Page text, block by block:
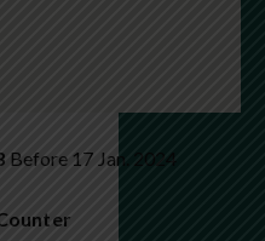
Before 17 Jan. 2024